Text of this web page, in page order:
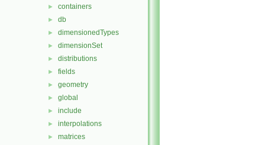
► containers
► db
► dimensionedTypes
► dimensionSet
► distributions
► fields
► geometry
► global
► include
► interpolations
► matrices